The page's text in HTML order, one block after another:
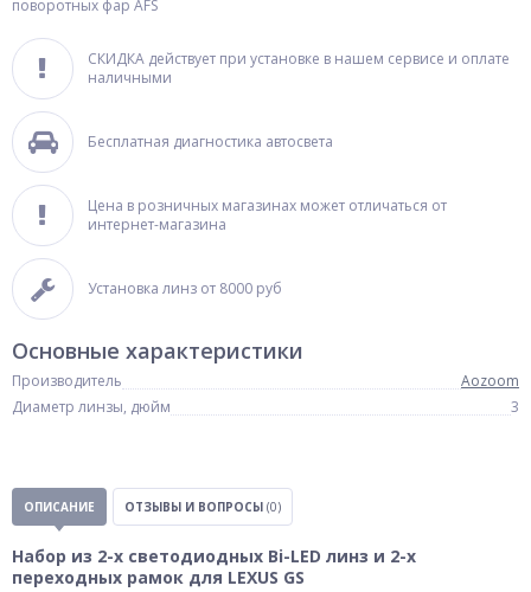
поворотных фар AFS
СКИДКА действует при установке в нашем сервисе и оплате
наличными
Бесплатная диагностика автосвета
Цена в розничных магазинах может отличаться от
интернет-магазина
Установка линз от 8000 руб
Основные характеристики
Производитель
Aozoom
Диаметр линзы, дюйм
3
ОПИСАНИЕ ОТЗЫВЫ И ВОПРОСЫ (0)
Набор из 2-х светодиодных Bi-LED линз и 2-х
переходных рамок для LEXUS GS